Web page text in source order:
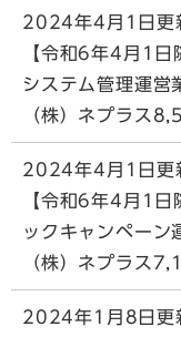
2024年4月1日更
【令和6年4月1日
システム管理運営
（株）ネプラス
2024年4月1日更
【令和6年4月1日
ックキャンペーン
（株）ネプラス
2024年1月8日更